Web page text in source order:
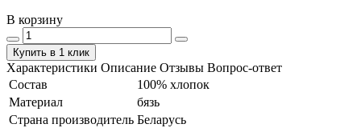
В корзину
Купить в 1 клик
Характеристики Описание Отзывы Вопрос-ответ
Состав
100% хлопок
Материал
бязь
Страна производитель Беларусь